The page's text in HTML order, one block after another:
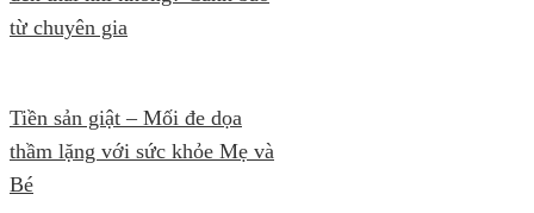
từ chuyên gia
Tiền sản giật – Mối đe dọa
thầm lặng với sức khỏe Mẹ và
Bé